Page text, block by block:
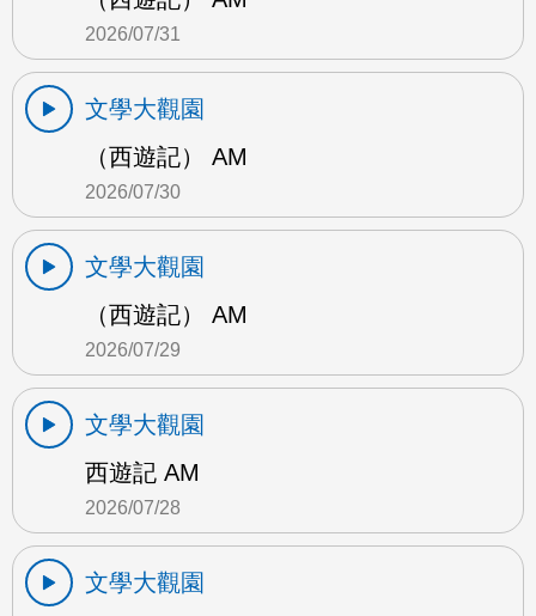
2026/07/31
文學大觀園
（西遊記） AM
2026/07/30
文學大觀園
（西遊記） AM
2026/07/29
文學大觀園
西遊記 AM
2026/07/28
文學大觀園